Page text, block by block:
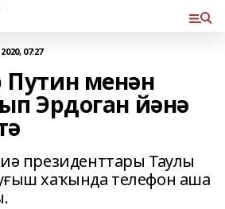
07:27
менән
Эрдоган йәнә
президенттары Таулы
хаҡында телефон аша